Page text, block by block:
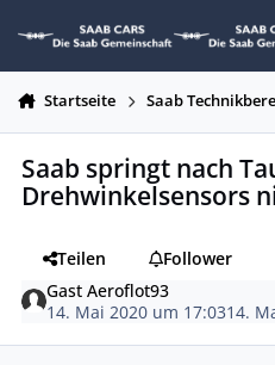
Startseite Saab
Saab springt nach
Drehwinkelsensors
Teilen
Follower
Gast Aeroflot93
14. Mai 2020 um 17:0314.